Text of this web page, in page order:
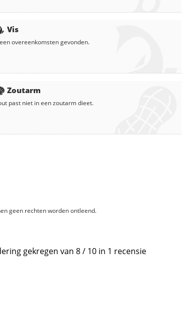
Vis
overeenkomsten gevonden.
Zoutarm
past niet in een zoutarm dieet.
geen rechten worden ontleend.
gekregen van 8/ 10 in 1 recensie